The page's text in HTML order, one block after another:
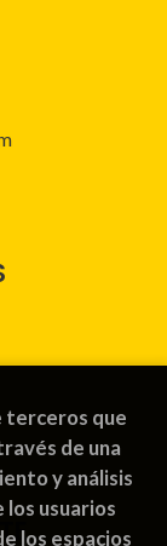
terceros que
de una
y análisis
usuarios
los espacios